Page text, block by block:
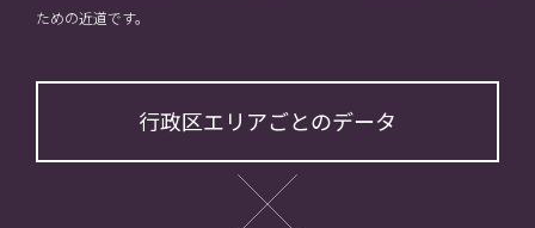
ための近道です。
行政区エリアごとのデータ